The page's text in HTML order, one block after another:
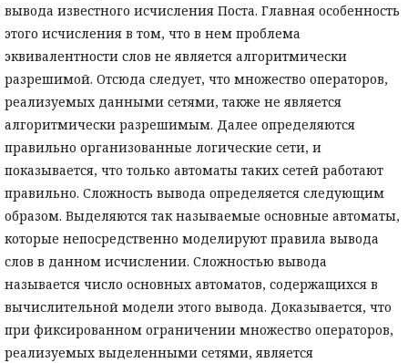
вывода известного исчисления Поста. Главная особенность
этого исчисления в том, что в нем проблема
эквивалентности слов не является алгоритмически
разрешимой. Отсюда следует, что множество операторов,
реализуемых данными сетями, также не является
алгоритмически разрешимым. Далее определяются
правильно организованные логические сети, и
показывается, что только автоматы таких сетей работают
правильно. Сложность вывода определяется следующим
образом. Выделяются так называемые основные автоматы,
которые непосредственно моделируют правила вывода
слов в данном исчислении. Сложностью вывода
называется число основных автоматов, содержащихся в
вычислительной модели этого вывода. Доказывается, что
при фиксированном ограничении множество операторов,
реализуемых выделенными сетями, является